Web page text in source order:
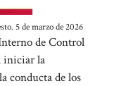
5 de marzo de 2026
de Control
iniciar la
conducta de los